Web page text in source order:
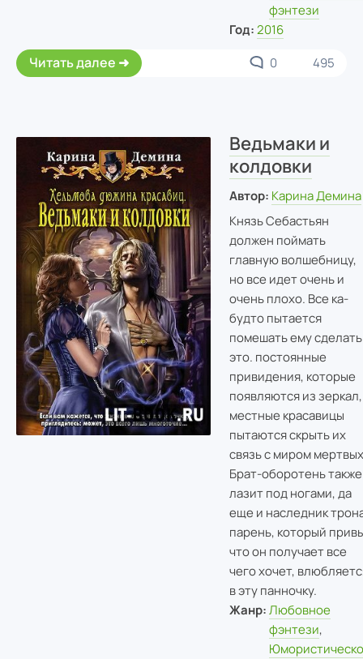
фэнтези
Год: 2016
Читать далее 0 495
Ведьмаки и
колдовки
Автор: Карина Демина
Князь Себастьян
должен поймать
главную волшебницу,
но все идет очень и
очень плохо. Все ка-
будто пытается
помешать ему сделать
это. постоянные
привидения, которые
появляются из зеркал,
местные красавицы
пытаются скрыть их
связь с миром
Брат-оборотень также
лазит под ногами, да
еще и наследник
парень, который
что он получает все
чего хочет,
в эту панночку.
Жанр: Любовное
фэнтези,